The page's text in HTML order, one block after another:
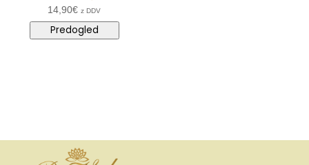
14,90€ z DDV
Predogled